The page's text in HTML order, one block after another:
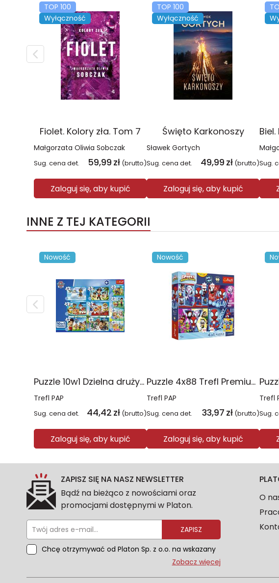
TOP 100
Wyłączność
Fiolet. Kolory zła. Tom 7
Małgorzata Oliwia Sobczak
Sug. cena det. 59,99 zł (brutto)
Zaloguj się, aby kupić
TOP 100
Wyłączność
Święto Karkonoszy
Sławek Gortych
Sug. cena det. 49,99 zł (brutto)
Zaloguj się, aby kupić
Sug.
INNE Z TEJ KATEGORII
Nowość
Puzzle 10w1 Dzielna drużyna Psiego Patrolu 96012
Trefl PAP
Sug. cena det. 44,42 zł (brutto)
Zaloguj się, aby kupić
Nowość
Puzzle 4x88 Trefl Premium Plus Kids Pajęczy dzień Spidey 34696
Trefl PAP
Sug. cena det. 33,97 zł (brutto)
Zaloguj się, aby kupić
Trefl
Sug.
ZAPISZ SIĘ NA NASZ NEWSLETTER
Bądź na bieżąco z nowościami oraz
promocjami dostępnymi w Platon.
ZAPISZ
Chcę otrzymywać od Platon Sp. z o.o. na wskazany
Wszelkie informacje dotyczące danych osobowych
Zobacz więcej
O